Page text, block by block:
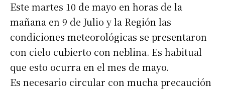
Este martes 10 de mayo en horas de la
mañana en 9 de Julio y la Región las
condiciones meteorológicas se presentaron
con cielo cubierto con neblina. Es habitual
que esto ocurra en el mes de mayo.
Es necesario circular con mucha precaución